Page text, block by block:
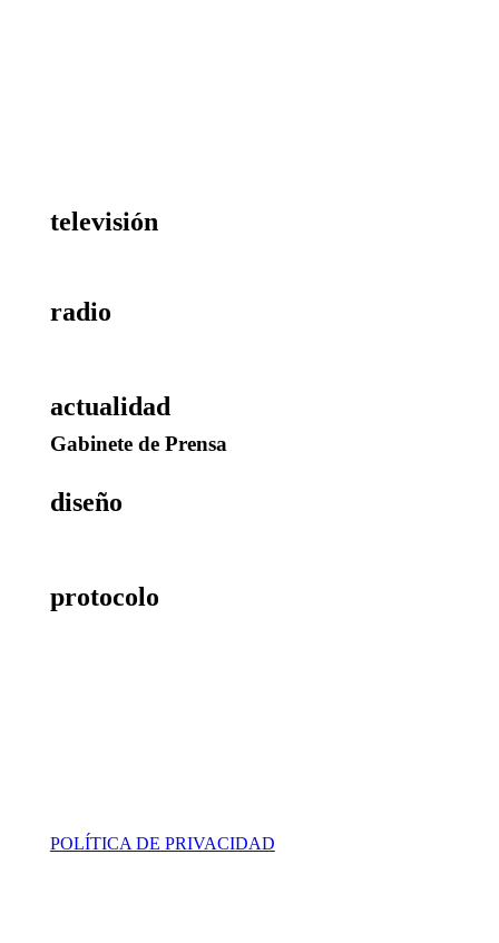
televisión
radio
actualidad
Gabinete de Prensa
diseño
protocolo
POLÍTICA DE PRIVACIDAD